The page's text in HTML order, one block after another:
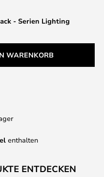
- Serien Lighting
WARENKORB
enthalten
ENTDECKEN